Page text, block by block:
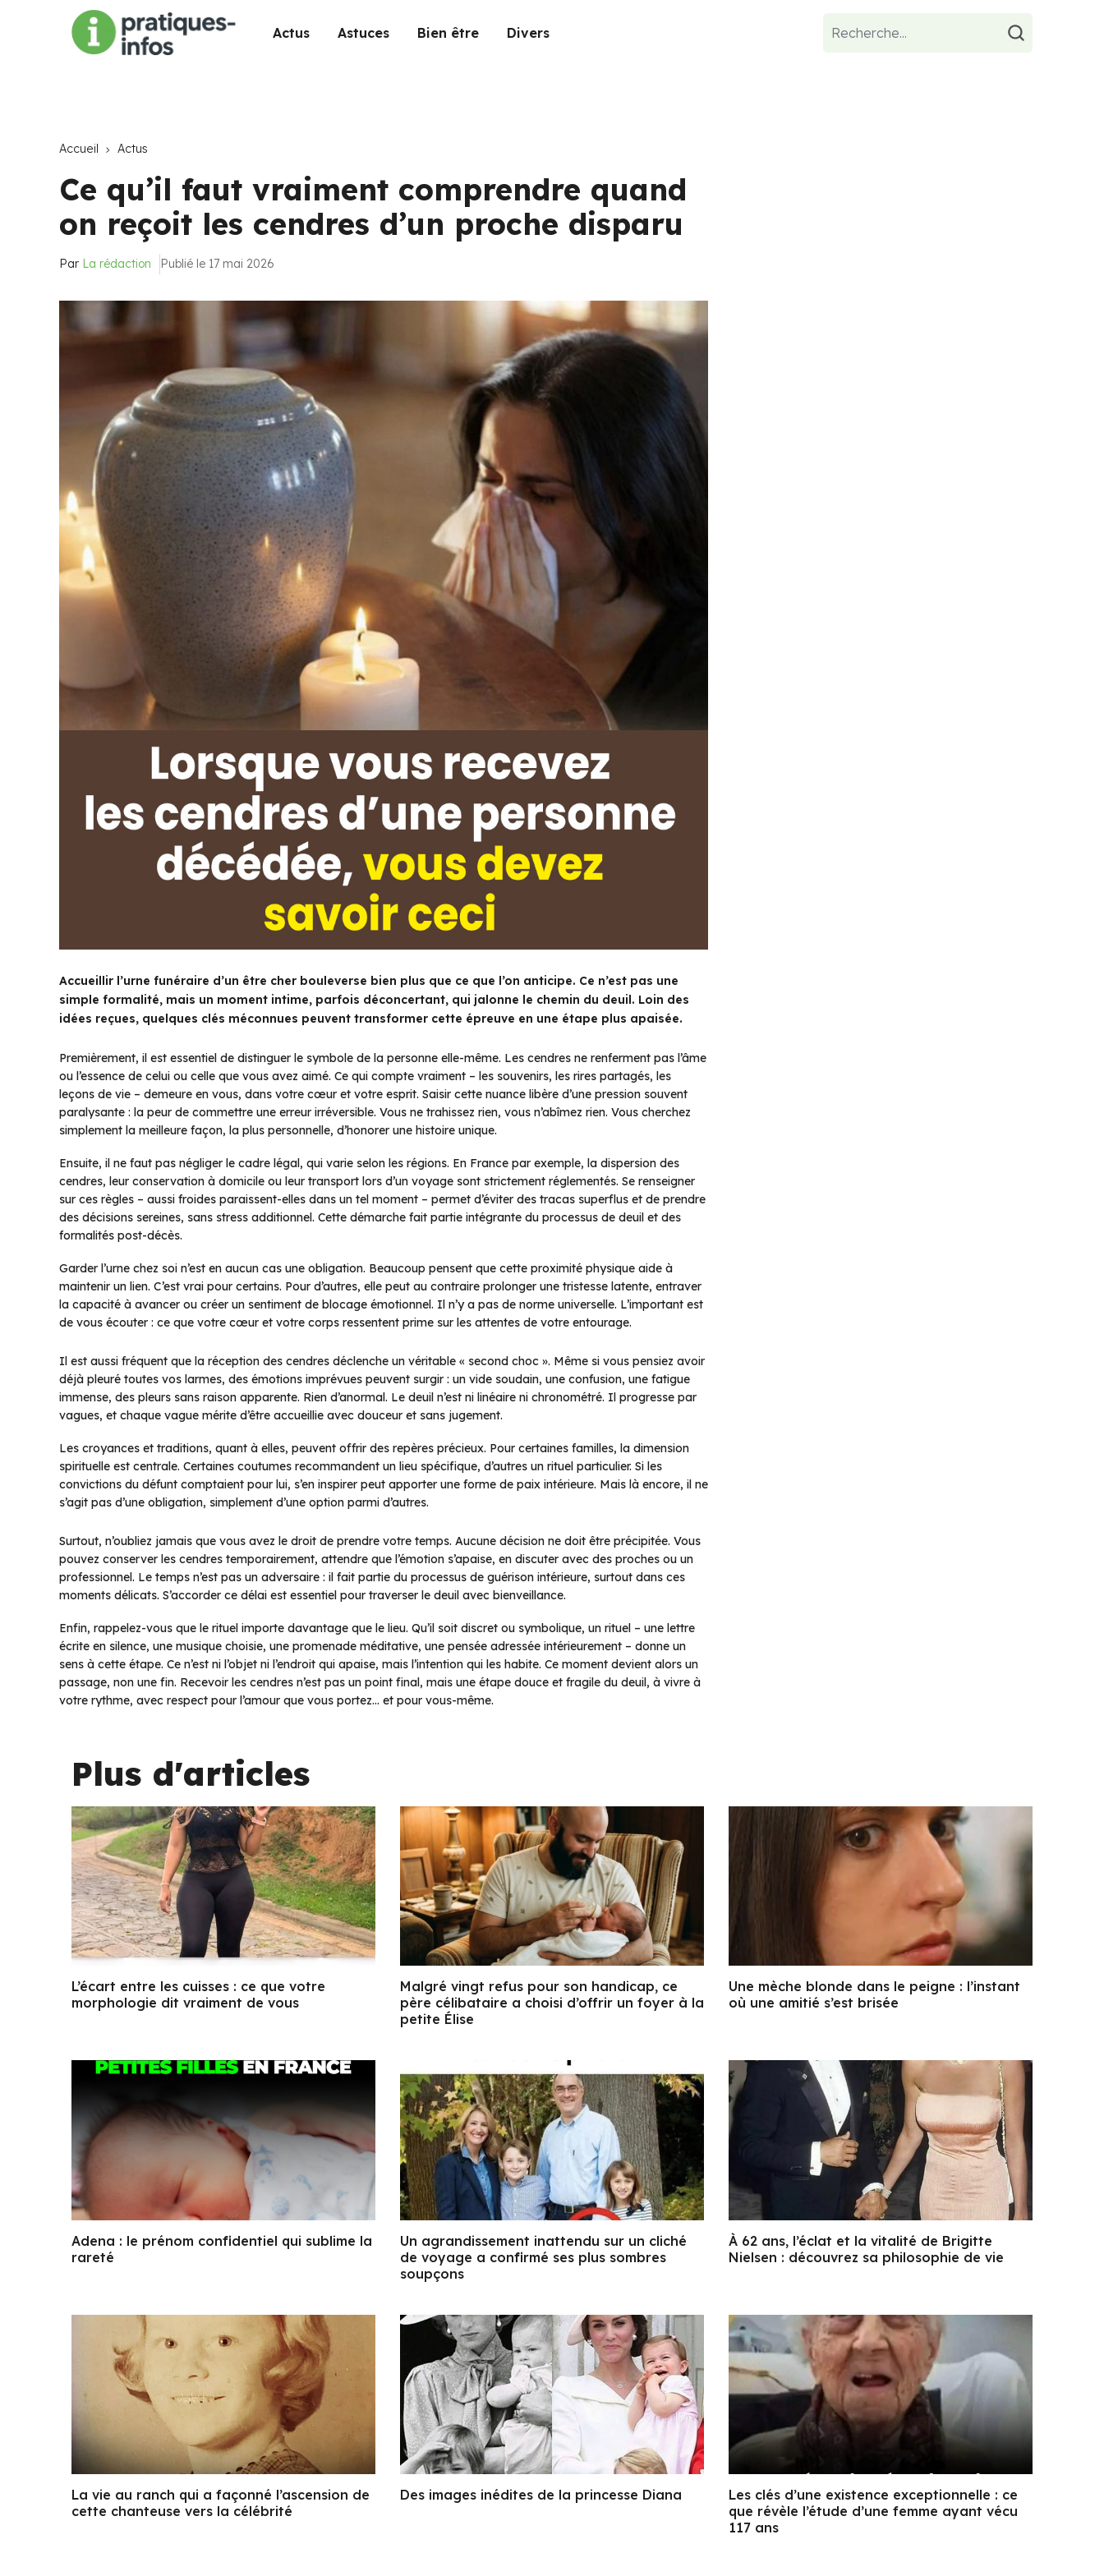
Actus Astuces Bien être Divers
Accueil Actus
Ce qu’il faut vraiment comprendre quand
on reçoit les cendres d’un proche disparu
Par La rédaction Publié le 17 mai 2026
Accueillir l’urne funéraire d’un être cher bouleverse bien plus que ce que l’on anticipe. Ce n’est pas une
simple formalité, mais un moment intime, parfois déconcertant, qui jalonne le chemin du deuil. Loin des
idées reçues, quelques clés méconnues peuvent transformer cette épreuve en une étape plus apaisée.
Premièrement, il est essentiel de distinguer le symbole de la personne elle-même. Les cendres ne renferment pas l’âme
ou l’essence de celui ou celle que vous avez aimé. Ce qui compte vraiment – les souvenirs, les rires partagés, les
leçons de vie – demeure en vous, dans votre cœur et votre esprit. Saisir cette nuance libère d’une pression souvent
paralysante : la peur de commettre une erreur irréversible. Vous ne trahissez rien, vous n’abîmez rien. Vous cherchez
simplement la meilleure façon, la plus personnelle, d’honorer une histoire unique.
Ensuite, il ne faut pas négliger le cadre légal, qui varie selon les régions. En France par exemple, la dispersion des
cendres, leur conservation à domicile ou leur transport lors d’un voyage sont strictement réglementés. Se renseigner
sur ces règles – aussi froides paraissent-elles dans un tel moment – permet d’éviter des tracas superflus et de prendre
des décisions sereines, sans stress additionnel. Cette démarche fait partie intégrante du processus de deuil et des
formalités post-décès.
Garder l’urne chez soi n’est en aucun cas une obligation. Beaucoup pensent que cette proximité physique aide à
maintenir un lien. C’est vrai pour certains. Pour d’autres, elle peut au contraire prolonger une tristesse latente, entraver
la capacité à avancer ou créer un sentiment de blocage émotionnel. Il n’y a pas de norme universelle. L’important est
de vous écouter : ce que votre cœur et votre corps ressentent prime sur les attentes de votre entourage.
Il est aussi fréquent que la réception des cendres déclenche un véritable « second choc ». Même si vous pensiez avoir
déjà pleuré toutes vos larmes, des émotions imprévues peuvent surgir : un vide soudain, une confusion, une fatigue
immense, des pleurs sans raison apparente. Rien d’anormal. Le deuil n’est ni linéaire ni chronométré. Il progresse par
vagues, et chaque vague mérite d’être accueillie avec douceur et sans jugement.
Les croyances et traditions, quant à elles, peuvent offrir des repères précieux. Pour certaines familles, la dimension
spirituelle est centrale. Certaines coutumes recommandent un lieu spécifique, d’autres un rituel particulier. Si les
convictions du défunt comptaient pour lui, s’en inspirer peut apporter une forme de paix intérieure. Mais là encore, il ne
s’agit pas d’une obligation, simplement d’une option parmi d’autres.
Surtout, n’oubliez jamais que vous avez le droit de prendre votre temps. Aucune décision ne doit être précipitée. Vous
pouvez conserver les cendres temporairement, attendre que l’émotion s’apaise, en discuter avec des proches ou un
professionnel. Le temps n’est pas un adversaire : il fait partie du processus de guérison intérieure, surtout dans ces
moments délicats. S’accorder ce délai est essentiel pour traverser le deuil avec bienveillance.
Enfin, rappelez-vous que le rituel importe davantage que le lieu. Qu’il soit discret ou symbolique, un rituel – une lettre
écrite en silence, une musique choisie, une promenade méditative, une pensée adressée intérieurement – donne un
sens à cette étape. Ce n’est ni l’objet ni l’endroit qui apaise, mais l’intention qui les habite. Ce moment devient alors un
passage, non une fin. Recevoir les cendres n’est pas un point final, mais une étape douce et fragile du deuil, à vivre à
votre rythme, avec respect pour l’amour que vous portez… et pour vous-même.
Plus d'articles
L’écart entre les cuisses : ce que votre
morphologie dit vraiment de vous
Malgré vingt refus pour son handicap, ce
père célibataire a choisi d’offrir un foyer à la
petite Élise
Une mèche blonde dans le peigne : l’instant
où une amitié s’est brisée
Adena : le prénom confidentiel qui sublime la
rareté
Un agrandissement inattendu sur un cliché
de voyage a confirmé ses plus sombres
soupçons
À 62 ans, l’éclat et la vitalité de Brigitte
Nielsen : découvrez sa philosophie de vie
La vie au ranch qui a façonné l’ascension de
cette chanteuse vers la célébrité
Des images inédites de la princesse Diana
Les clés d’une existence exceptionnelle : ce
que révèle l’étude d’une femme ayant vécu
117 ans